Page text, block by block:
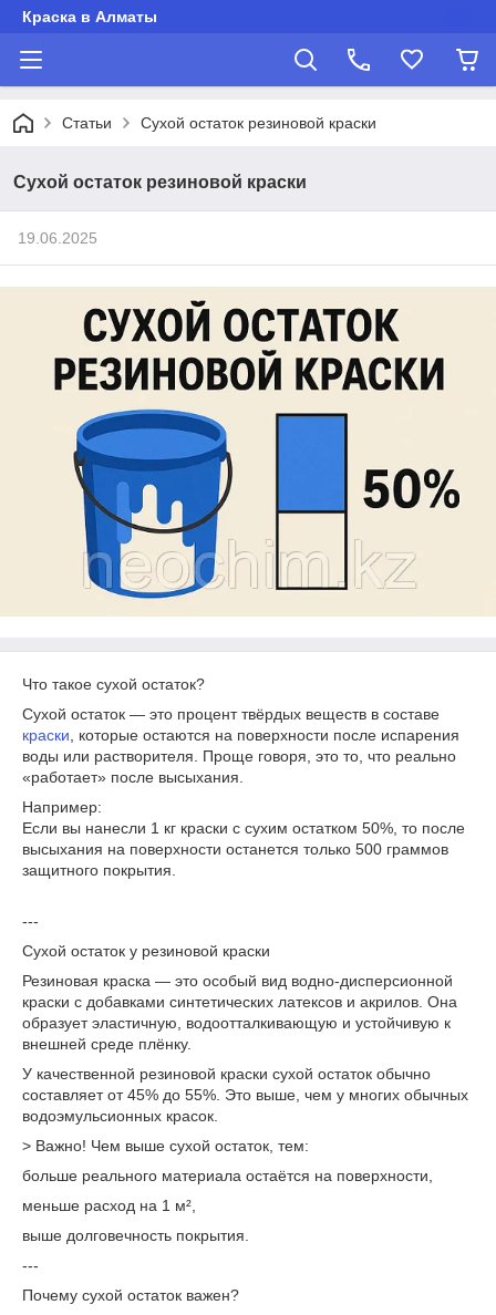
Краска в Алматы
Статьи Сухой остаток резиновой краски
Сухой остаток резиновой краски
19.06.2025
Что такое сухой остаток?
Сухой остаток — это процент твёрдых веществ в составе
краски , которые остаются на поверхности после испарения
воды или растворителя. Проще говоря, это то, что реально
«работает» после высыхания.
Например:
Если вы нанесли 1 кг краски с сухим остатком 50%, то после
высыхания на поверхности останется только 500 граммов
защитного покрытия.
---
Сухой остаток у резиновой краски
Резиновая краска — это особый вид водно-дисперсионной
краски с добавками синтетических латексов и акрилов. Она
образует эластичную, водоотталкивающую и устойчивую к
внешней среде плёнку.
У качественной резиновой краски сухой остаток обычно
составляет от 45% до 55%. Это выше, чем у многих обычных
водоэмульсионных красок.
> Важно! Чем выше сухой остаток, тем:
больше реального материала остаётся на поверхности,
меньше расход на 1 м²,
выше долговечность покрытия.
---
Почему сухой остаток важен?